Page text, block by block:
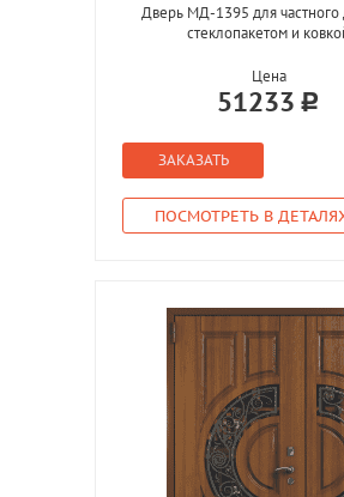
Дверь МД-1395 для частного
стеклопакетом и
Цена
51233
ЗАКАЗАТЬ
ПОСМОТРЕТЬ В